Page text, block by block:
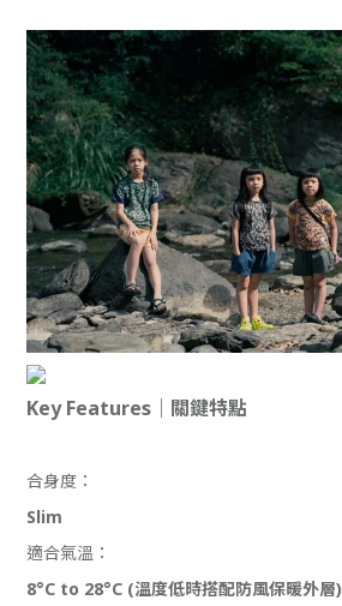
Key Features｜關鍵特點
合身度：
Slim
適合氣溫：
8°C to 28°C (溫度低時搭配防風保暖外層)